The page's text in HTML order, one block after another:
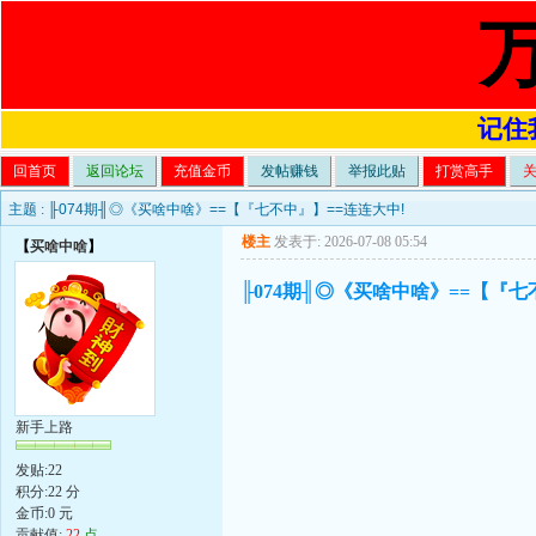
记住
回首页 返回论坛 充值金币 发帖赚钱 举报此贴 打赏高手
主题 : ╟074期╢◎《买啥中啥》==【『七不中』】==连连大中!
【买啥中啥】
新手上路
发贴:22
积分:22 分
金币:0 元
楼主 发表于: 2026-07-08 05:54
╟074期╢◎《买啥中啥》==【『七